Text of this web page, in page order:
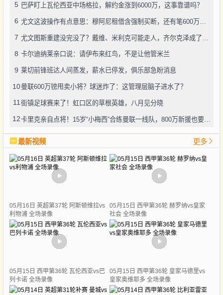
5 巴萨盯上瓦伦西亚中场格拉，解约金涨到6000万，这事靠谱吗？
6
7
8 卡尔迪纳莱亲口说：请伊布来红鸟，不是让他管米兰
9 莱切前锋班达人间蒸发，薪水已停发，俱乐部急盼消息
10曼联600万镑甩卖小将？球迷炸了：这管理层脑子进水了？
11街镇足球赛来了！虹口区的草根英雄，八月见分晓
12 卡里克亲自点将！15岁“小梅西”合练曼联一线队，800万新援也要露脸
最新视频 更多
05月16日 英超第37轮 阿斯顿维拉vs
利物浦 全场录像
05月15日 西甲第36轮 赫罗纳vs皇家
社会 全场录像
05月15日 西甲第36轮 瓦伦西亚vs巴
列卡诺 全场录像
05月15日 西甲第36轮 皇家马德里vs
皇家奥维耶多 全场录像